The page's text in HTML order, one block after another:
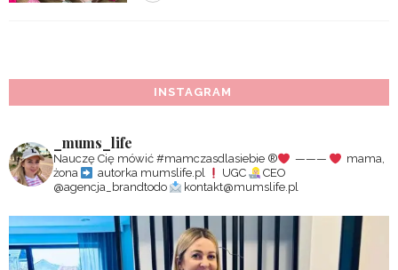
INSTAGRAM
_mums_life
Nauczę Cię mówić #mamczasdlasiebie ®️ ———
mama,
żona
autorka mumslife.pl UGC
CEO
@agencja_brandtodo
kontakt@mumslife.pl